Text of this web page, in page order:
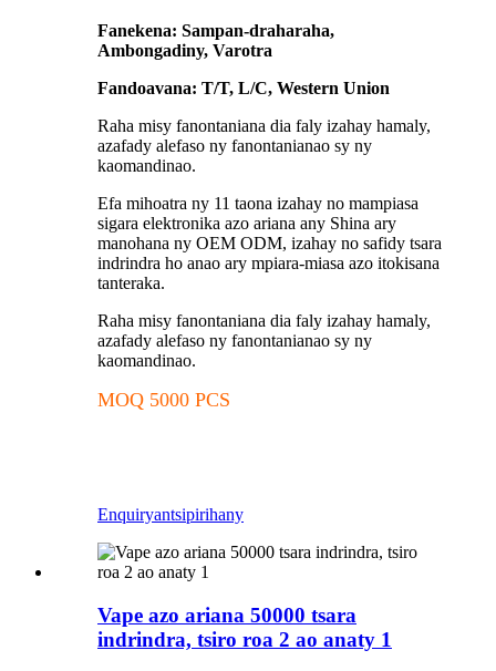
Fanekena: Sampan-draharaha,
Ambongadiny, Varotra
Fandoavana: T/T, L/C, Western Union
Raha misy fanontaniana dia faly izahay hamaly,
azafady alefaso ny fanontanianao sy ny
kaomandinao.
Efa mihoatra ny 11 taona izahay no mampiasa
sigara elektronika azo ariana any Shina ary
manohana ny OEM ODM, izahay no safidy tsara
indrindra ho anao ary mpiara-miasa azo itokisana
tanteraka.
Raha misy fanontaniana dia faly izahay hamaly,
azafady alefaso ny fanontanianao sy ny
kaomandinao.
MOQ 5000 PCS
Enquiryantsipirihany
Vape azo ariana 50000 tsara
indrindra, tsiro roa 2 ao anaty 1